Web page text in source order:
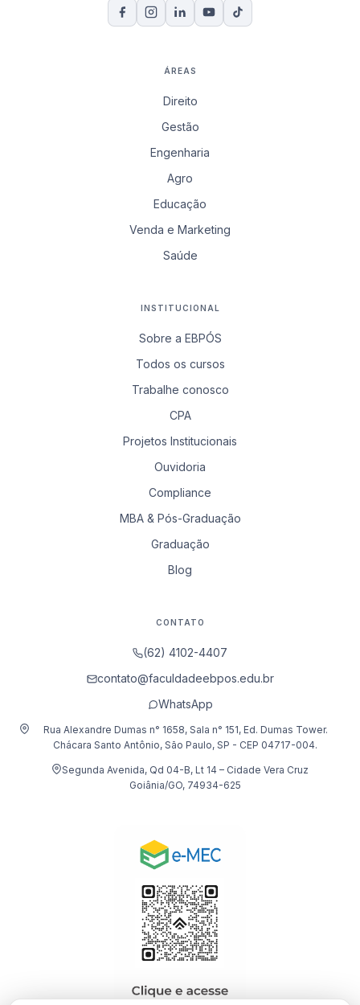
ÁREAS
Direito
Gestão
Engenharia
Agro
Educação
Venda e Marketing
Saúde
INSTITUCIONAL
Sobre a EBPÓS
Todos os cursos
Trabalhe conosco
CPA
Projetos Institucionais
Ouvidoria
Compliance
MBA & Pós-Graduação
Graduação
Blog
CONTATO
(62) 4102-4407
contato@faculdadeebpos.edu.br
WhatsApp
Rua Alexandre Dumas n° 1658, Sala n° 151, Ed. Dumas Tower.
Chácara Santo Antônio, São Paulo, SP - CEP 04717-004.
Segunda Avenida, Qd 04-B, Lt 14 – Cidade Vera Cruz
Goiânia/GO, 74934-625